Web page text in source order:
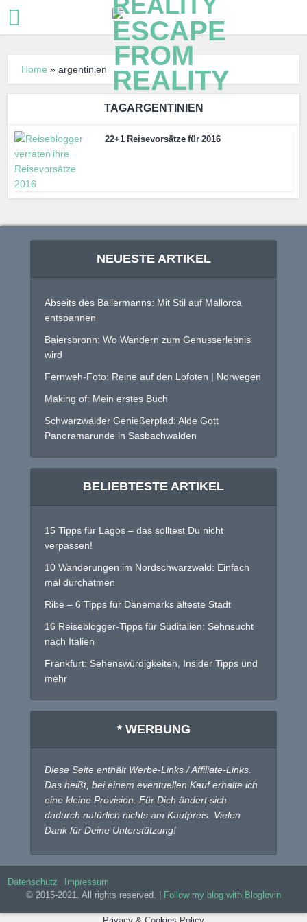
Home »argentinien
TAGARGENTINIEN
22+1 Reisevorsätze für 2016
NEUESTE ARTIKEL
Abseits des Ballermanns: Mit Stil auf Mallorca
entspannen
Baiersbronn: Wo Wandern zum Genusserlebnis
wird
Fernweh-Foto: Reine auf den Lofoten | Norwegen
Making of: Mein erstes Buch
Schwarzwälder Genießerpfad: Alde Gott
Panoramarunde in Sasbachwalden
BELIEBTESTE ARTIKEL
15 Tipps für Lagos – das solltest Du nicht
verpassen!
10 Wanderungen im Nordschwarzwald: Einfach
mal durchatmen
Ribe – 6 Tipps für Dänemarks älteste Stadt
16 Reiseblogger-Tipps für Süditalien: Sehnsucht
nach Italien
Frankfurt: Sehenswürdigkeiten, Insider Tipps und
mehr
* WERBUNG
Diese Seite enthält Werbe-Links / Affiliate-Links.
Das heißt, bei einem eventuellen Kauf erhalte ich
eine kleine Provision. Für Dich ändert sich
dadurch natürlich nichts am Kaufpreis. Vielen
Dank für Deine Unterstützung!
Datenschutz
Impressum
© 2015-2021. All rights reserved. |
Follow my blog with Bloglovin